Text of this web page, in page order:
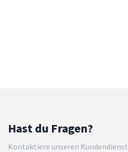
Hast du Fragen?
Kontaktiere unseren Kundendienst